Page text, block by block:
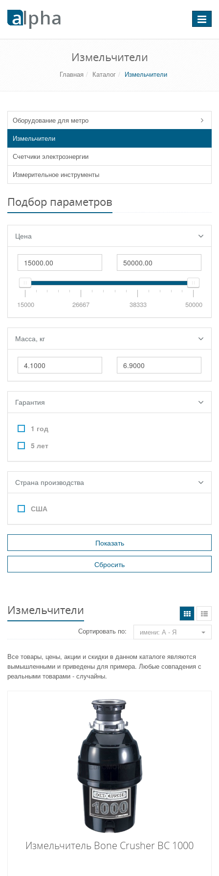
Измельчители
Главная Каталог Измельчители
Оборудование для метро
Измельчители
Счетчики электроэнергии
Измерительное инструменты
Подбор параметров
Цена
15000 26667 38333 50000
Масса, кг
Гарантия
1 год
5 лет
Страна производства
США
Измельчители
Сортировать по: имени: А - Я
Все товары, цены, акции и скидки в данном каталоге являются
вымышленными и приведены для примера. Любые совпадения с
реальными товарами - случайны.
Измельчитель Bone Crusher BC 1000